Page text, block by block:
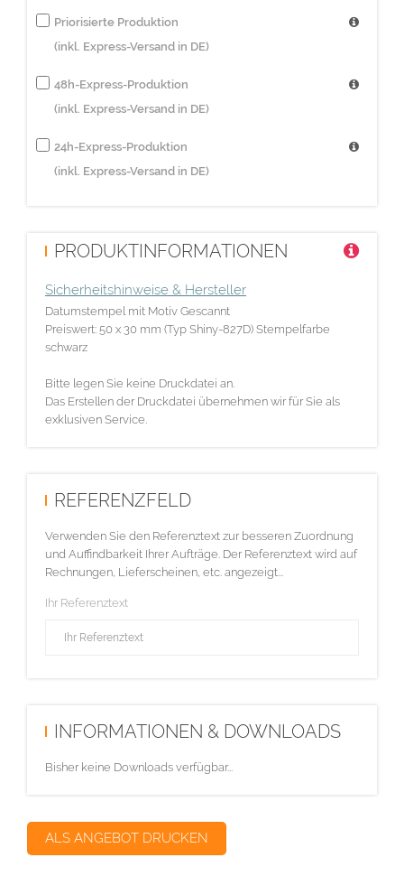
Priorisierte Produktion
(inkl. Express-Versand in DE)
48h-Express-Produktion
(inkl. Express-Versand in DE)
24h-Express-Produktion
(inkl. Express-Versand in DE)
PRODUKTINFORMATIONEN
Sicherheitshinweise & Hersteller
Datumstempel mit Motiv Gescannt
Preiswert: 50 x 30 mm (Typ Shiny-827D) Stempelfarbe
schwarz
Bitte legen Sie keine Druckdatei an.
Das Erstellen der Druckdatei übernehmen wir für Sie als
exklusiven Service.
REFERENZFELD
Verwenden Sie den Referenztext zur besseren Zuordnung
und Auffindbarkeit Ihrer Aufträge. Der Referenztext wird auf
Rechnungen, Lieferscheinen, etc. angezeigt...
Ihr Referenztext
INFORMATIONEN & DOWNLOADS
Bisher keine Downloads verfügbar...
ALS ANGEBOT DRUCKEN